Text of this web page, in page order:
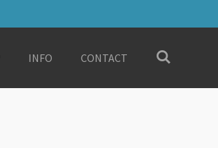
INFO CONTACT